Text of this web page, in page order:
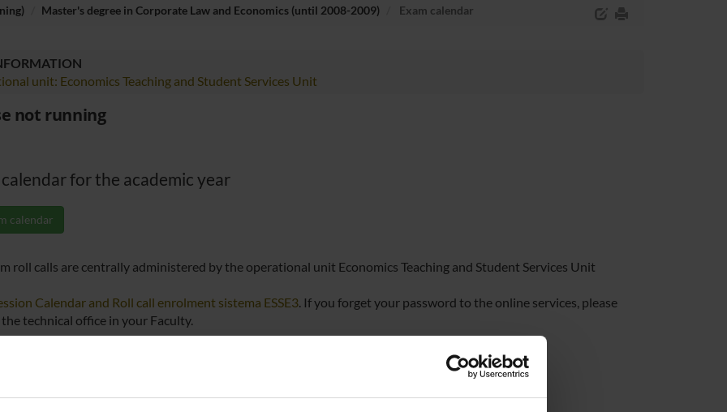
Master's degree in Corporate Law and Economics (until 2008-2009) Exam calendar
unit: Economics Teaching and Student Services Unit
not running
calendar for the academic year
calendar
roll calls are centrally administered by the operational unit Economics Teaching and Student Services Unit
Calendar and Roll call enrolment sistema ESSE3. If you forget your password to the online services, please
technical office in your Faculty.
answers to the more serious and frequent questions - F.A.Q. Examination enrolment